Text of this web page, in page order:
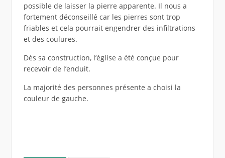
possible de laisser la pierre apparente. Il nous a
fortement déconseillé car les pierres sont trop
friables et cela pourrait engendrer des infiltrations
et des coulures.
Dès sa construction, l’église a été conçue pour
recevoir de l’enduit.
La majorité des personnes présente a choisi la
couleur de gauche.